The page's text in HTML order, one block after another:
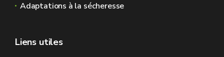
Adaptations à la sécheresse
Liens utiles